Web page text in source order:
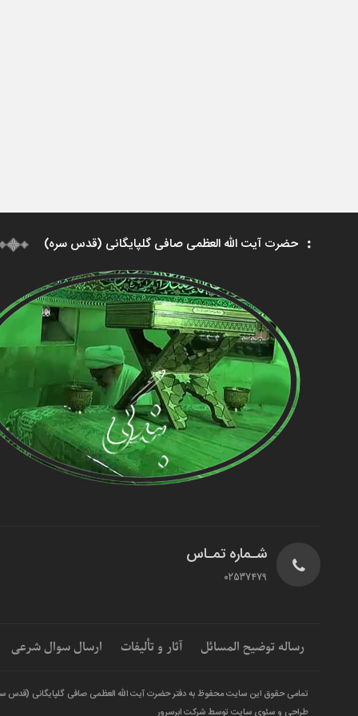
حضرت آیت الله العظمی صافی گلپایگانی (قدس سره)
شـماره تمـاس
02537479
رساله توضیح المسائل آثار و تألیفات ارسال سوال شرعی
تمامی حقوق این سایت محفوظ به دفتر حضرت آیت الله العظمی صافی گلپایگانی (قدس
طراحی و سئوی سایت توسط شرکت ابرسرور